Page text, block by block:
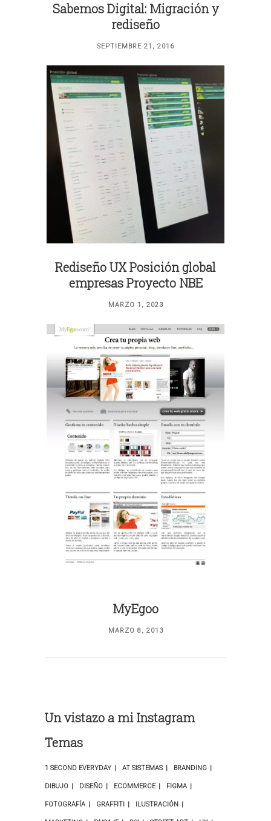
Sabemos Digital: Migración y
rediseño
SEPTIEMBRE 21, 2016
Rediseño UX Posición global
empresas Proyecto NBE
MARZO 1, 2023
MyEgoo
MARZO 8, 2013
Un vistazo a mi Instagram
Temas
1 SECOND EVERYDAY AT SISTEMAS BRANDING
DIBUJO DISEÑO ECOMMERCE FIGMA
FOTOGRAFÍA GRAFFITI ILUSTRACIÓN